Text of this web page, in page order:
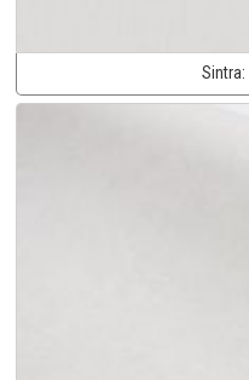
Sintra: